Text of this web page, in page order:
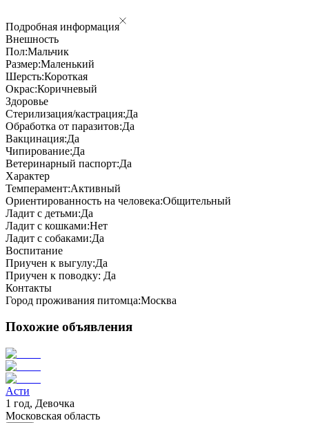
Подробная информация
Внешность
Пол:Мальчик
Размер:Маленький
Шерсть:Короткая
Окрас:Коричневый
Здоровье
Стерилизация/кастрация:Да
Обработка от паразитов:Да
Вакцинация:Да
Чипирование:Да
Ветеринарный паспорт:Да
Характер
Темперамент:Активный
Ориентированность на человека:Общительный
Ладит с детьми:Да
Ладит с кошками:Нет
Ладит с собаками:Да
Воспитание
Приучен к выгулу:Да
Приучен к поводку: Да
Контакты
Город проживания питомца:Москва
Похожие объявления
Асти
1 год, Девочка
Московская область